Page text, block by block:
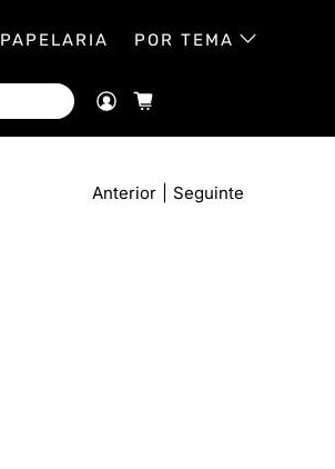
PAPELARIA POR TEMA
Anterior Seguinte